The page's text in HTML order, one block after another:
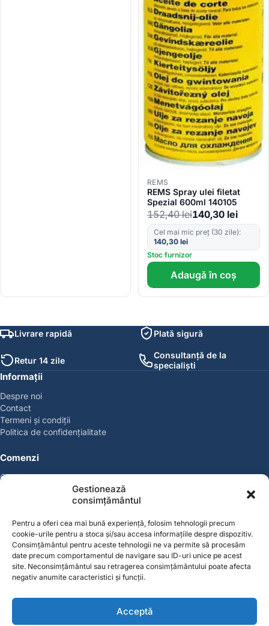
Gestionează
consimțământul
Pentru a oferi cea mai bună experiență, folosim tehnologii precum
cookie-urile pentru a stoca și/sau accesa informațiile despre dispozitiv.
Consimțământul pentru aceste tehnologii ne va permite să procesăm
date precum comportamentul de navigare sau ID-uri unice pe acest
site. Neconsimțământul sau retragerea consimțământului poate afecta
negativ anumite caracteristici și funcții.
Acceptă
REMS
REMS Spray ulei filetat
Spezial 600ml 140105
152,40lei140,30 lei
Cel mai mic preț (30 zile):
140,30 lei
Stoc furnizor
Adaugă în coș
Livrare rapidă Plată sigură
Retur 14 zile
Consultanță de la
specialiști
Informații
Despre noi
Contact
Termeni și condiții
Politica de confidențialitate
Comenzi
Coșul meu
Cont
Contul meu
Favorite
Magazin
Contact